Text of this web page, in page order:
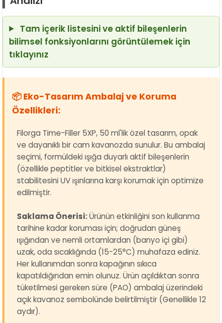
Tam içerik listesini ve aktif bileşenlerin
bilimsel fonksiyonlarını görüntülemek için
tıklayınız
📦 Eko-Tasarım Ambalaj ve Koruma
Özellikleri:
Filorga Time-Filler 5XP, 50 ml'lik özel tasarım, opak
ve dayanıklı bir cam kavanozda sunulur. Bu ambalaj
seçimi, formüldeki ışığa duyarlı aktif bileşenlerin
(özellikle peptitler ve bitkisel ekstraktlar)
stabilitesini UV ışınlarına karşı korumak için optimize
edilmiştir.
Saklama Önerisi:Ürünün etkinliğini son kullanma
tarihine kadar koruması için; doğrudan güneş
ışığından ve nemli ortamlardan (banyo içi gibi)
uzak, oda sıcaklığında (15-25°C) muhafaza ediniz.
Her kullanımdan sonra kapağının sıkıca
kapatıldığından emin olunuz. Ürün açıldıktan sonra
tüketilmesi gereken süre (PAO) ambalaj üzerindeki
açık kavanoz sembolünde belirtilmiştir (Genellikle 12
aydır).